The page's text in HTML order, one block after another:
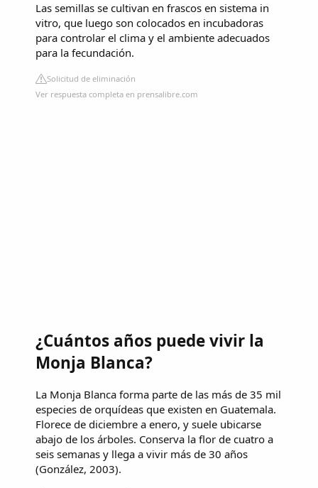
Las semillas se cultivan en frascos en sistema in
vitro, que luego son colocados en incubadoras
para controlar el clima y el ambiente adecuados
para la fecundación.
Solicitud de eliminación
Ver respuesta completa en prensalibre.com
¿Cuántos años puede vivir la
Monja Blanca?
La Monja Blanca forma parte de las más de 35 mil
especies de orquídeas que existen en Guatemala.
Florece de diciembre a enero, y suele ubicarse
abajo de los árboles. Conserva la flor de cuatro a
seis semanas y llega a vivir más de 30 años
(González, 2003).